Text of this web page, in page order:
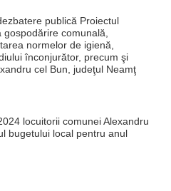
publică Proiectul
gospodărire comunală,
normelor de igienă,
înconjurător, precum şi
cel Bun, judeţul Neamţ
locuitorii comunei Alexandru
bugetului local pentru anul